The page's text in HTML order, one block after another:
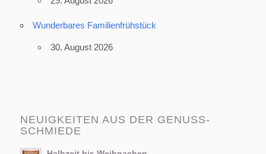
Wunderbares Familienfrühstück
30. August 2026
NEUIGKEITEN AUS DER GENUSS-
SCHMIEDE